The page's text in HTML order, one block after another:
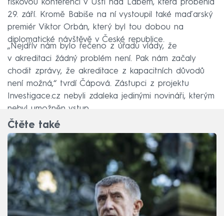
tiskovou konferenci v Ústí nad Labem, která proběhla
29. září. Kromě Babiše na ní vystoupil také maďarský
premiér Viktor Orbán, který byl tou dobou na
diplomatické návštěvě v České republice.
„Nejdřív nám bylo řečeno z úřadu vlády, že
v akreditaci žádný problém není. Pak nám začaly
chodit zprávy, že akreditace z kapacitních důvodů
není možná,“ tvrdí Čápová. Zástupci z projektu
Investigace.cz nebyli zdaleka jedinými novináři, kterým
nebyl umožněn vstup.
Čtěte také